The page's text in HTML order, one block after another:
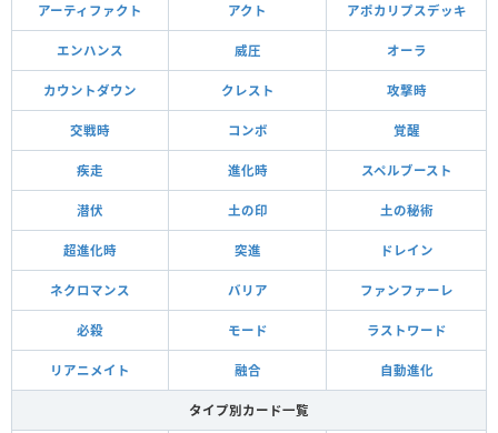
アーティファクト アクト アポカリプスデッキ
エンハンス 威圧 オーラ
カウントダウン クレスト 攻撃時
交戦時 コンボ 覚醒
疾走 進化時 スペルブースト
潜伏 土の印 土の秘術
超進化時 突進 ドレイン
ネクロマンス バリア ファンファーレ
必殺 モード ラストワード
リアニメイト 融合 自動進化
タイプ別カード一覧